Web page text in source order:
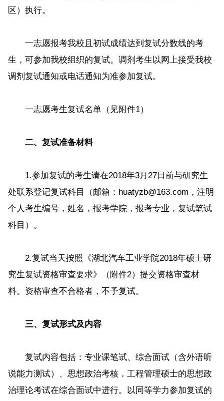
区）执行。
一志愿报考我校且初试成绩达到复试分数线的考
生，可参加我校组织的复试。调剂考生以网上接受我校
调剂复试通知或电话通知为准参加复试。
一志愿考生复试名单（见附件1）
二、复试准备材料
1.参加复试的考生请在2018年3月27日前与研究生
处联系登记复试科目（邮箱：huatyzb@163.com，注明
个人考生编号，姓名，报考学院，报考专业，复试笔试
科目）。
2.复试当天按照《湖北汽车工业学院2018年硕士研
究生复试资格审查要求》（附件2）提交资格审查材
料。资格审查不合格者，不予复试。
三、复试形式及内容
复试内容包括：专业课笔试、综合面试（含外语听
说能力测试）、思想政治考核，工程管理硕士的思想政
治理论考试在综合面试中进行。以同等学力参加复试的